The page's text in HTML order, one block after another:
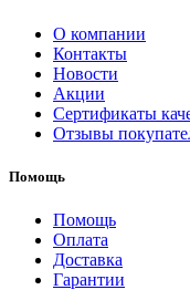
О компании
Контакты
Новости
Акции
Сертификаты
Отзывы
Помощь
Помощь
Оплата
Доставка
Гарантии